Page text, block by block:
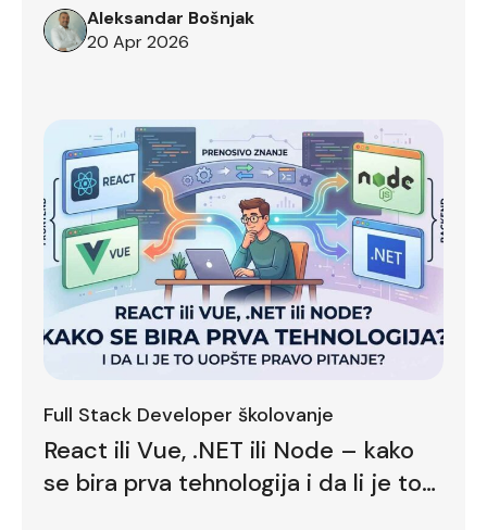
Aleksandar Bošnjak
20 Apr 2026
Full Stack Developer školovanje
React ili Vue, .NET ili Node – kako
se bira prva tehnologija i da li je to